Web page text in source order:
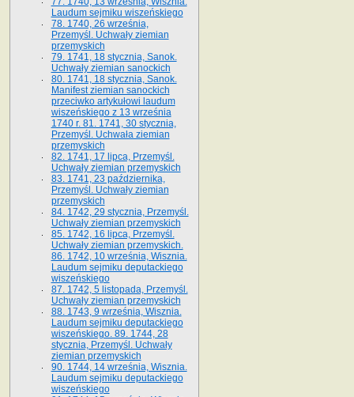
Laudum sejmiku wiszeńskiego
78. 1740, 26 września,
Przemyśl. Uchwały ziemian
przemyskich
79. 1741, 18 stycznia, Sanok.
Uchwały ziemian sanockich
80. 1741, 18 stycznia, Sanok.
Manifest ziemian sanockich
przeciwko artykułowi laudum
wiszeńskiego z 13 wrze­śnia
1740 r. 81. 1741, 30 stycznia,
Przemyśl. Uchwała ziemian
przemyskich
82. 1741, 17 lipca, Przemyśl.
Uchwały ziemian przemyskich
83. 1741, 23 października,
Przemyśl. Uchwały ziemian
przemyskich
84. 1742, 29 stycznia, Przemyśl.
Uchwały ziemian przemyskich
85. 1742, 16 lipca, Przemyśl.
Uchwały ziemian przemyskich.
86. 1742, 10 września, Wisznia.
Laudum sejmiku deputackiego
wiszeńskiego
87. 1742, 5 listopada, Przemyśl.
Uchwały ziemian przemyskich
88. 1743, 9 września, Wisznia.
Laudum sejmiku deputackiego
wiszeńskiego. 89. 1744, 28
stycznia, Przemyśl. Uchwały
ziemian przemyskich
90. 1744, 14 września, Wisznia.
Laudum sejmiku deputackiego
wiszeńskiego